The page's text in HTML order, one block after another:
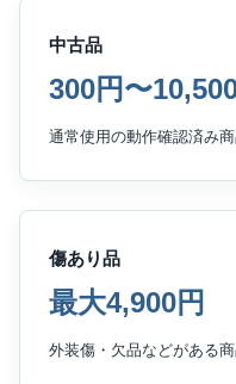
中古品
300円〜
通常使用の動作確認済み商
傷あり品
最大4,900円
外装傷・欠品などがある商